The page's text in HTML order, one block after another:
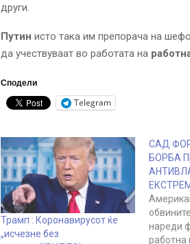
други.
Путин исто така им препорача на
да учествуваат во работата на
Сподели
Telegram
Трамп : Коронавирусот ќе
„исчезне без
САД
БОРБА
нареди
работна